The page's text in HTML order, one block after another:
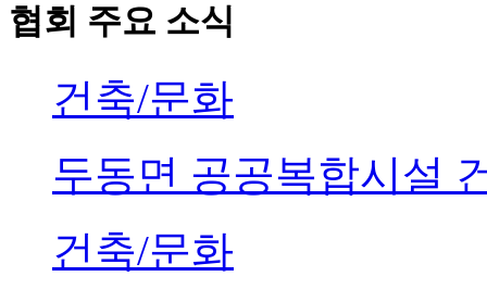
협회 주요 소식
건축/문화
두동면 공공복합시설
건축/문화